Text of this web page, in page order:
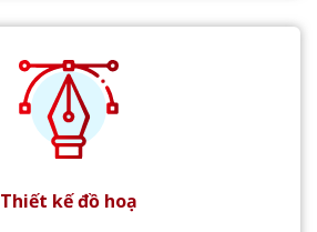
Thiết kế đồ hoạ